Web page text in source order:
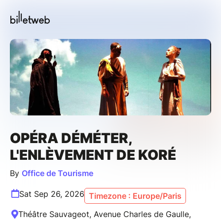
OPÉRA DÉMÉTER,
L'ENLÈVEMENT DE KORÉ
By Office de Tourisme
Sat Sep 26, 2026 Timezone : Europe/Paris
Théâtre Sauvageot, Avenue Charles de Gaulle,